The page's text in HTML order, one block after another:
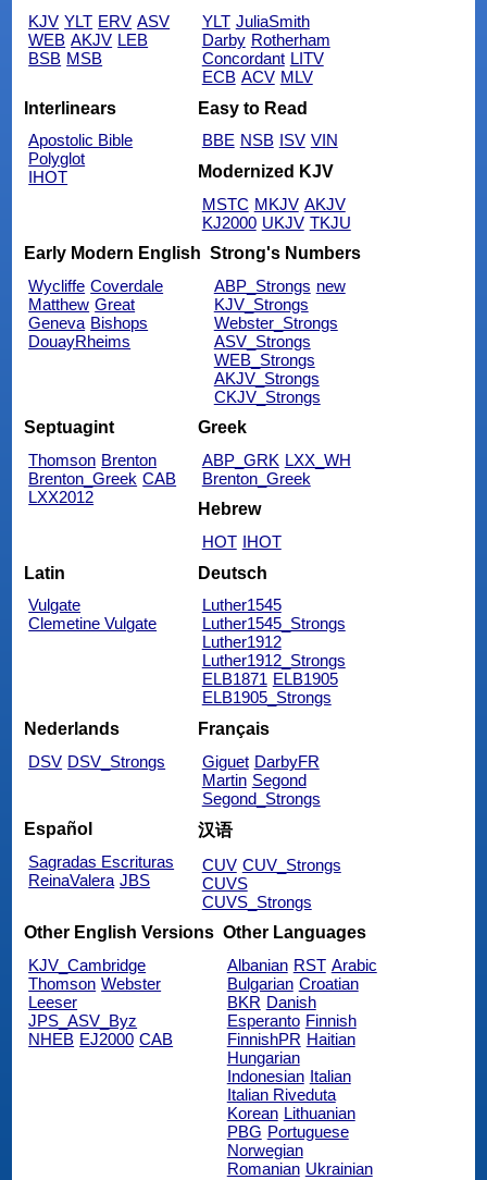
KJV YLT ERV ASV
WEB AKJV LEB
BSB MSB
YLT JuliaSmith
Darby Rotherham
Concordant LITV
ECB ACV MLV
Interlinears
Apostolic Bible
Polyglot
IHOT
Easy to Read
BBE NSB ISV VIN
Modernized KJV
MSTC MKJV AKJV
KJ2000 UKJV TKJU
Early Modern English
Wycliffe Coverdale
Matthew Great
Geneva Bishops
DouayRheims
Strong's Numbers
ABP_Strongs new
KJV_Strongs
Webster_Strongs
ASV_Strongs
WEB_Strongs
AKJV_Strongs
CKJV_Strongs
Septuagint
Thomson Brenton
Brenton_Greek CAB
LXX2012
Greek
ABP_GRK LXX_WH
Brenton_Greek
Hebrew
HOT IHOT
Latin
Vulgate
Clemetine Vulgate
Deutsch
Luther1545
Luther1545_Strongs
Luther1912
Luther1912_Strongs
ELB1871 ELB1905
ELB1905_Strongs
Nederlands
DSV DSV_Strongs
Français
Giguet DarbyFR
Martin Segond
Segond_Strongs
Español
Sagradas Escrituras
ReinaValera JBS
汉语
CUV CUV_Strongs
CUVS
CUVS_Strongs
Other English Versions
KJV_Cambridge
Thomson Webster
Leeser
JPS_ASV_Byz
NHEB EJ2000 CAB
Other Languages
Albanian RST Arabic
Bulgarian Croatian
BKR Danish
Esperanto Finnish
FinnishPR Haitian
Hungarian
Indonesian Italian
Italian Riveduta
Korean Lithuanian
PBG Portuguese
Norwegian
Romanian Ukrainian